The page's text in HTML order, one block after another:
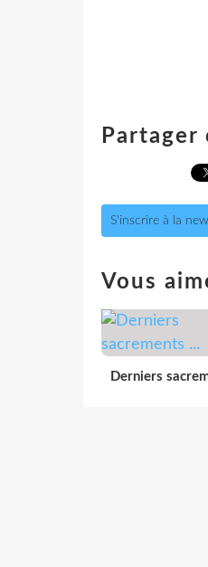
Partager
S'inscrire à la
Vous
Derniers